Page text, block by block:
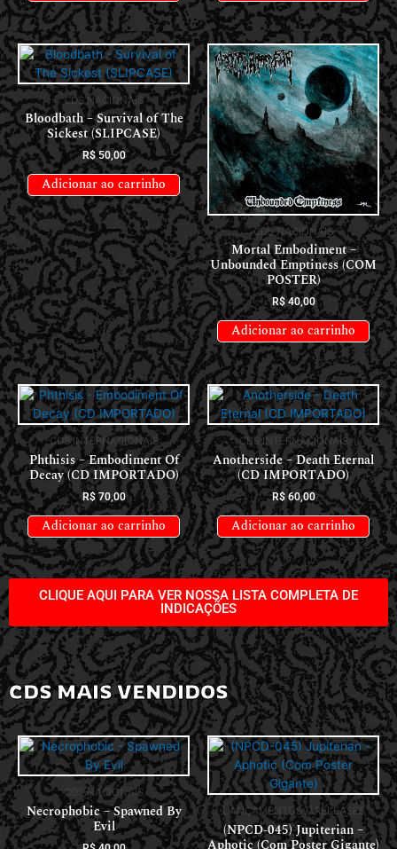
CDS NACIONAIS
Bloodbath – Survival of The
Sickest (SLIPCASE)
R$50,00
Adicionar ao carrinho
CDS NACIONAIS
Mortal Embodiment –
Unbounded Emptiness (COM
POSTER)
R$40,00
Adicionar ao carrinho
CDS INTERNACIONAIS
Phthisis – Embodiment Of
Decay (CD IMPORTADO)
R$70,00
Adicionar ao carrinho
CDS INTERNACIONAIS
Anotherside – Death Eternal
(CD IMPORTADO)
R$60,00
Adicionar ao carrinho
CLIQUE AQUI PARA VER NOSSA LISTA COMPLETA DE
INDICAÇÕES
CDS MAIS VENDIDOS
CDS NACIONAIS
Necrophobic – Spawned By
Evil
LANÇAMENTOS // RELEASES
(NPCD-045) Jupiterian –
Aphotic (Com Poster Gigante)